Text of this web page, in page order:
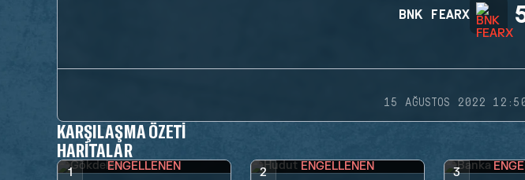
BNK FEARX
15 AĞUSTOS 2022
KARŞILAŞMA ÖZETI
HARITALAR
1 ENGELLENEN 2 ENGELLENEN 3